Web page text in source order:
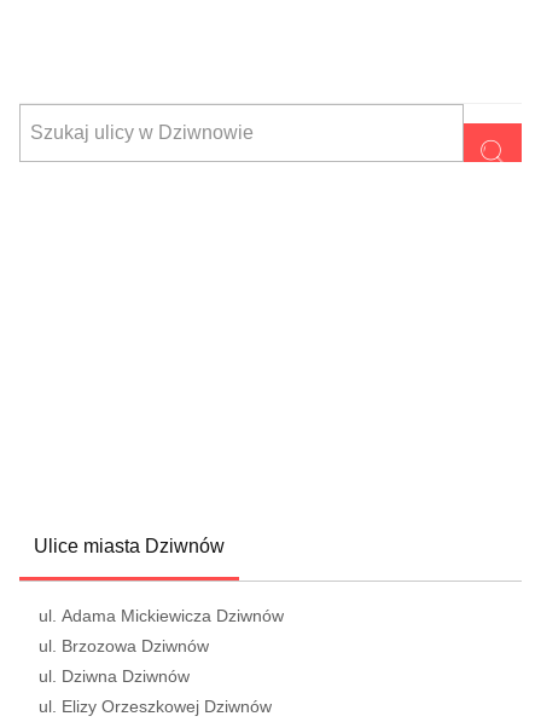
Ulice miasta Dziwnów
ul. Adama Mickiewicza Dziwnów
ul. Brzozowa Dziwnów
ul. Dziwna Dziwnów
ul. Elizy Orzeszkowej Dziwnów